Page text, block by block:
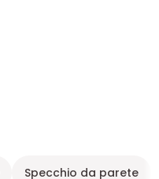
Specchio da parete